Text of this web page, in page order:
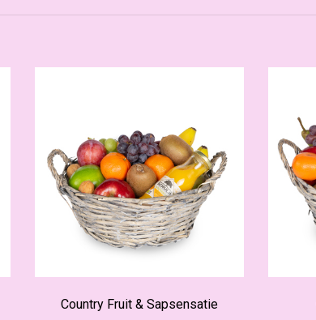
Country Fruit & Sapsensatie